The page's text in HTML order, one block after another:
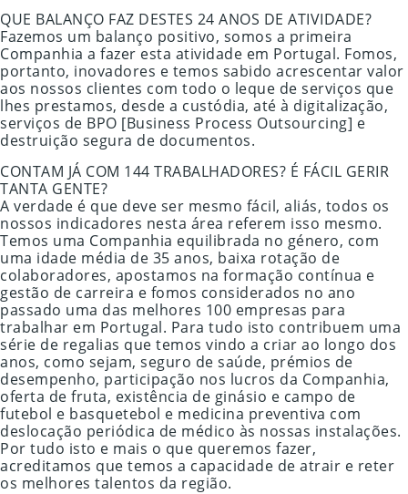
QUE BALANÇO FAZ DESTES 24 ANOS DE ATIVIDADE?
Fazemos um balanço positivo, somos a primeira
Companhia a fazer esta atividade em Portugal. Fomos,
portanto, inovadores e temos sabido acrescentar valor
aos nossos clientes com todo o leque de serviços que
lhes prestamos, desde a custódia, até à digitalização,
serviços de BPO [Business Process Outsourcing] e
destruição segura de documentos.
CONTAM JÁ COM 144 TRABALHADORES? É FÁCIL GERIR
TANTA GENTE?
A verdade é que deve ser mesmo fácil, aliás, todos os
nossos indicadores nesta área referem isso mesmo.
Temos uma Companhia equilibrada no género, com
uma idade média de 35 anos, baixa rotação de
colaboradores, apostamos na formação contínua e
gestão de carreira e fomos considerados no ano
passado uma das melhores 100 empresas para
trabalhar em Portugal. Para tudo isto contribuem uma
série de regalias que temos vindo a criar ao longo dos
anos, como sejam, seguro de saúde, prémios de
desempenho, participação nos lucros da Companhia,
oferta de fruta, existência de ginásio e campo de
futebol e basquetebol e medicina preventiva com
deslocação periódica de médico às nossas instalações.
Por tudo isto e mais o que queremos fazer,
acreditamos que temos a capacidade de atrair e reter
os melhores talentos da região.